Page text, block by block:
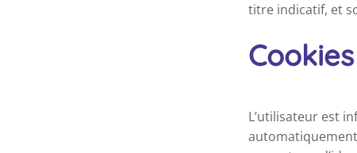
titre indicatif, et
Cookies
L’utilisateur est